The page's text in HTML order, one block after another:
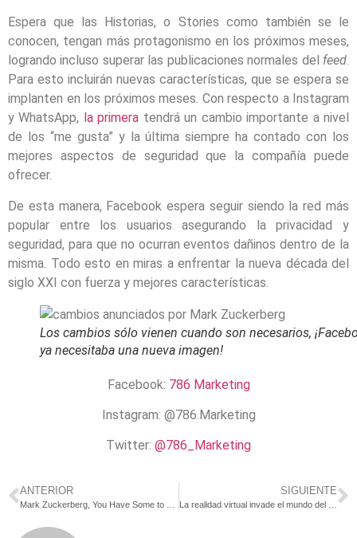
Espera que las Historias, o Stories como también se le
conocen, tengan más protagonismo en los próximos meses,
logrando incluso superar las publicaciones normales del feed.
Para esto incluirán nuevas características, que se espera se
implanten en los próximos meses. Con respecto a Instagram
y WhatsApp, la primera tendrá un cambio importante a nivel
de los “me gusta” y la última siempre ha contado con los
mejores aspectos de seguridad que la compañía puede
ofrecer.
De esta manera, Facebook espera seguir siendo la red más
popular entre los usuarios asegurando la privacidad y
seguridad, para que no ocurran eventos dañinos dentro de la
misma. Todo esto en miras a enfrentar la nueva década del
siglo XXI con fuerza y mejores características.
Los cambios sólo vienen cuando son necesarios,
ya necesitaba una nueva imagen!
Facebook: 786 Marketing
Instagram: @786.Marketing
Twitter: @786_Marketing
ANTERIOR SIGUIENTE